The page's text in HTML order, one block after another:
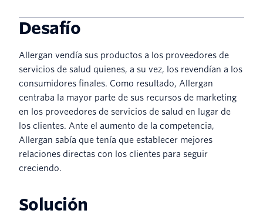
Desafío
Allergan vendía sus productos a los proveedores de
servicios de salud quienes, a su vez, los revendían a los
consumidores finales. Como resultado, Allergan
centraba la mayor parte de sus recursos de marketing
en los proveedores de servicios de salud en lugar de
los clientes. Ante el aumento de la competencia,
Allergan sabía que tenía que establecer mejores
relaciones directas con los clientes para seguir
creciendo.
Solución